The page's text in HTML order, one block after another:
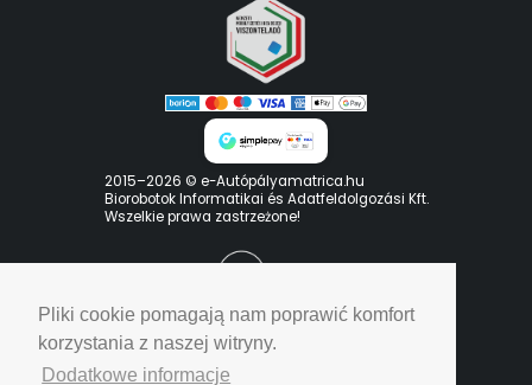
Pliki cookie pomagają nam poprawić komfort
korzystania z naszej witryny.
Dodatkowe informacje
2015–2026 © e-Autópályamatrica.hu
Biorobotok Informatikai és Adatfeldolgozási Kft.
Wszelkie prawa zastrzeżone!